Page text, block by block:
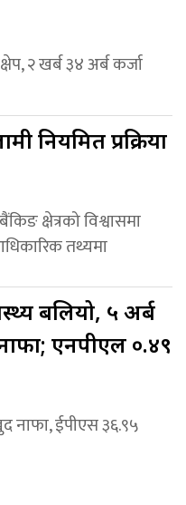
२ खर्ब ३४ अर्ब कर्जा
नियमित प्रक्रिया
क्षेत्रको विश्वासमा
तथ्यमा
बलियो, ५ अर्ब
एनपीएल ०.४९
नाफा, ईपीएस ३६.९५